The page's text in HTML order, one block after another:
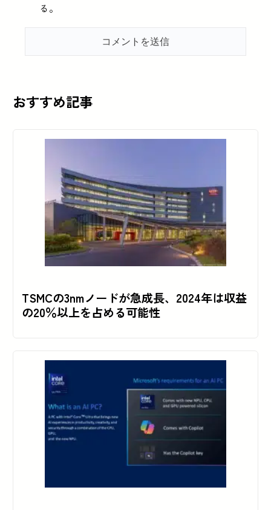
る。
おすすめ記事
TSMCの3nmノードが急成長、2024年は収益
の20％以上を占める可能性